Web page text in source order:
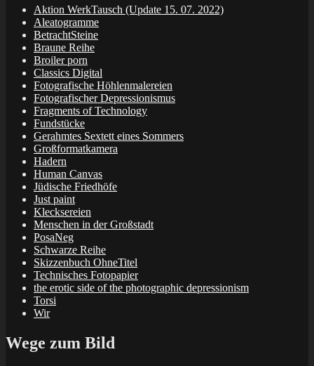
Aktion WerkTausch (Update 15. 07. 2022)
Aleatogramme
BetrachtSteine
Braune Reihe
Broiler porn
Classics Digital
Fotografische Höhlenmalereien
Fotografischer Depressionismus
Fragments of Technology
Fundstücke
Gerahmtes Sextett eines Sommers
Großformatkamera
Hadern
Human Canvas
Jüdische Friedhöfe
Just paint
Klecksereien
Menschen in der Großstadt
PosaNeg
Schwarze Reihe
Skizzenbuch OhneTitel
Technisches Fotopapier
the erotic side of the photographic depressionism
Torsi
Wir
Wege zum Bild